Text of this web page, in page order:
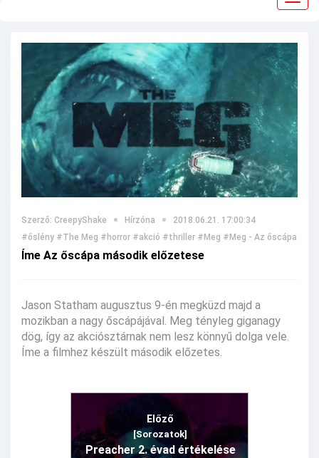
Szerző: CreepyShake Hírzóna
2018.06.21. 17:00:34
#őslény #The Meg #horror #akció #thriller #Meg #Meg - Az őscápa
Íme Az őscápa második előzetese
Jason Statham augusztus 9-én megküzd majd a
mozikban a nagy őscápájával. Meg tényleg giganagy
dög, így az akciósztárnak nem lesz könnyű dolga vele.
Íme a filmhez készült második előzetes.
Előző
[Sorozatok]
Preacher 2. évad értékelése